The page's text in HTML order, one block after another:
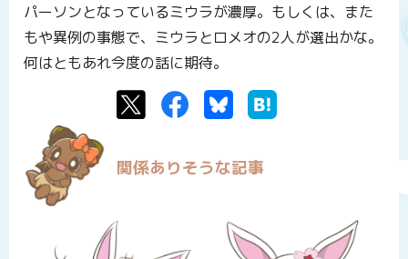
パーソンとなっているミウラが濃厚。もしくは、また
もや異例の事態で、ミウラとロメオの2人が選出かな。
何はともあれ今度の話に期待。
TwitterFacebookBluesky
関係ありそうな記事